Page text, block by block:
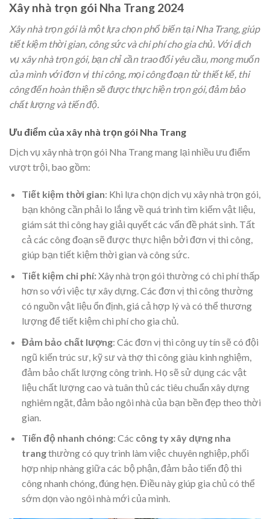
Xây nhà trọn gói Nha Trang 2024
Xây nhà trọn gói là một lựa chọn phổ biến tại Nha Trang, giúp
tiết kiệm thời gian, công sức và chi phí cho gia chủ. Với dịch
vụ xây nhà trọn gói, bạn chỉ cần trao đổi yêu cầu, mong muốn
của mình với đơn vị thi công, mọi công đoạn từ thiết kế, thi
công đến hoàn thiện sẽ được thực hiện trọn gói, đảm bảo
chất lượng và tiến độ.
Ưu điểm của xây nhà trọn gói Nha Trang
Dịch vụ xây nhà trọn gói Nha Trang mang lại nhiều ưu điểm
vượt trội, bao gồm:
Tiết kiệm thời gian: Khi lựa chọn dịch vụ xây nhà trọn gói,
bạn không cần phải lo lắng về quá trình tìm kiếm vật liệu,
giám sát thi công hay giải quyết các vấn đề phát sinh. Tất
cả các công đoạn sẽ được thực hiện bởi đơn vị thi công,
giúp bạn tiết kiệm thời gian và công sức.
Tiết kiệm chi phí:Xây nhà trọn gói thường có chi phí thấp
hơn so với việc tự xây dựng. Các đơn vị thi công thường
có nguồn vật liệu ổn định, giá cả hợp lý và có thể thương
lượng để tiết kiệm chi phí cho gia chủ.
Đảm bảo chất lượng: Các đơn vị thi công uy tín sẽ có đội
ngũ kiến trúc sư, kỹ sư và thợ thi công giàu kinh nghiệm,
đảm bảo chất lượng công trình. Họ sẽ sử dụng các vật
liệu chất lượng cao và tuân thủ các tiêu chuẩn xây dựng
nghiêm ngặt, đảm bảo ngôi nhà của bạn bền đẹp theo thời
gian.
Tiến độ nhanh chóng: Các công ty xây dựng nha
trangthường có quy trình làm việc chuyên nghiệp, phối
hợp nhịp nhàng giữa các bộ phận, đảm bảo tiến độ thi
công nhanh chóng, đúng hẹn. Điều này giúp gia chủ có thể
sớm dọn vào ngôi nhà mới của mình.